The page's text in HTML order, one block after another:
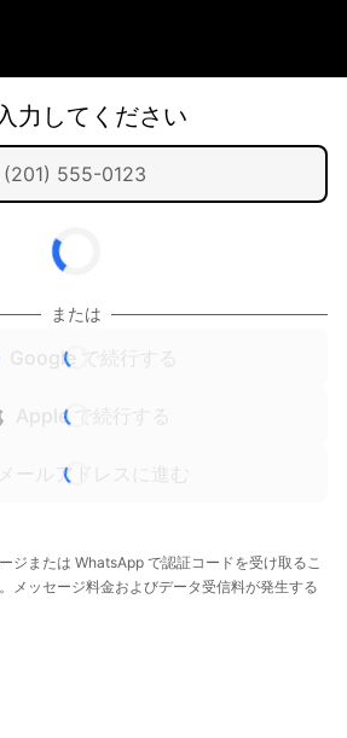
力してください
または
Google で続行する
Apple で続行する
メールアドレスに進む
ジまたは WhatsApp で認証コードを受け取るこ
メッセージ料金およびデータ受信料が発生する